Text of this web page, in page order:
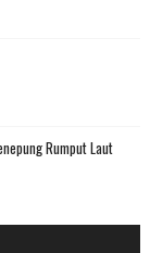
Rumput Laut